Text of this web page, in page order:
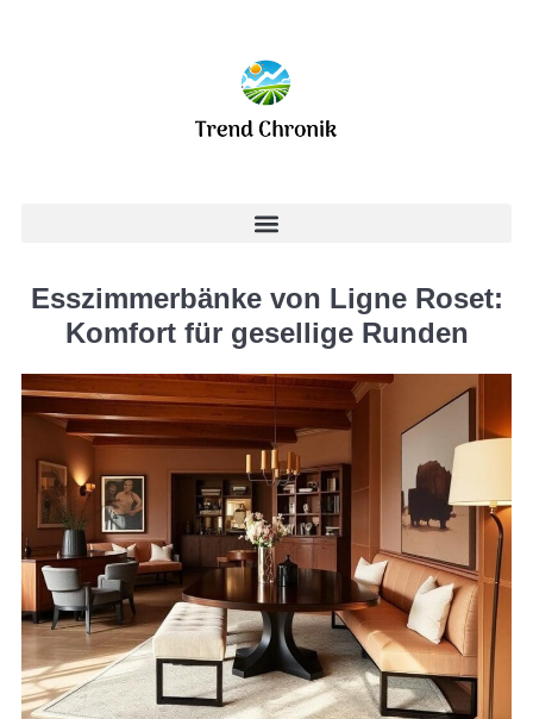
Esszimmerbänke von Ligne Roset:
Komfort für gesellige Runden